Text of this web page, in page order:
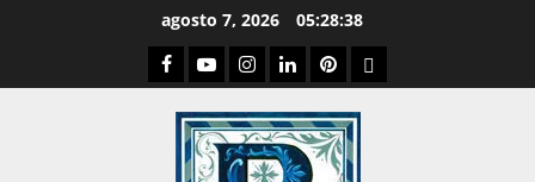
agosto 7, 2026 05:28:39
Facebook
YoutubeInstagram
LinkedPinterestDribbble